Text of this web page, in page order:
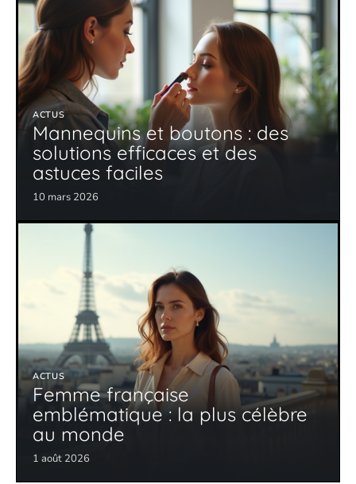
ACTUS
Mannequins et boutons : des
solutions efficaces et des
astuces faciles
10 mars 2026
ACTUS
Femme française
emblématique : la plus célèbre
au monde
1 août 2026